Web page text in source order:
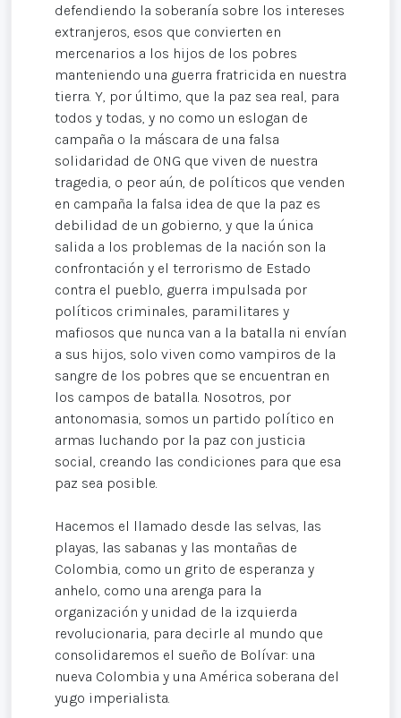
defendiendo la soberanía sobre los intereses
extranjeros, esos que convierten en
mercenarios a los hijos de los pobres
manteniendo una guerra fratricida en nuestra
tierra. Y, por último, que la paz sea real, para
todos y todas, y no como un eslogan de
campaña o la máscara de una falsa
solidaridad de ONG que viven de nuestra
tragedia, o peor aún, de políticos que venden
en campaña la falsa idea de que la paz es
debilidad de un gobierno, y que la única
salida a los problemas de la nación son la
confrontación y el terrorismo de Estado
contra el pueblo, guerra impulsada por
políticos criminales, paramilitares y
mafiosos que nunca van a la batalla ni envían
a sus hijos, solo viven como vampiros de la
sangre de los pobres que se encuentran en
los campos de batalla. Nosotros, por
antonomasia, somos un partido político en
armas luchando por la paz con justicia
social, creando las condiciones para que esa
paz sea posible.
Hacemos el llamado desde las selvas, las
playas, las sabanas y las montañas de
Colombia, como un grito de esperanza y
anhelo, como una arenga para la
organización y unidad de la izquierda
revolucionaria, para decirle al mundo que
consolidaremos el sueño de Bolívar: una
nueva Colombia y una América soberana del
yugo imperialista.